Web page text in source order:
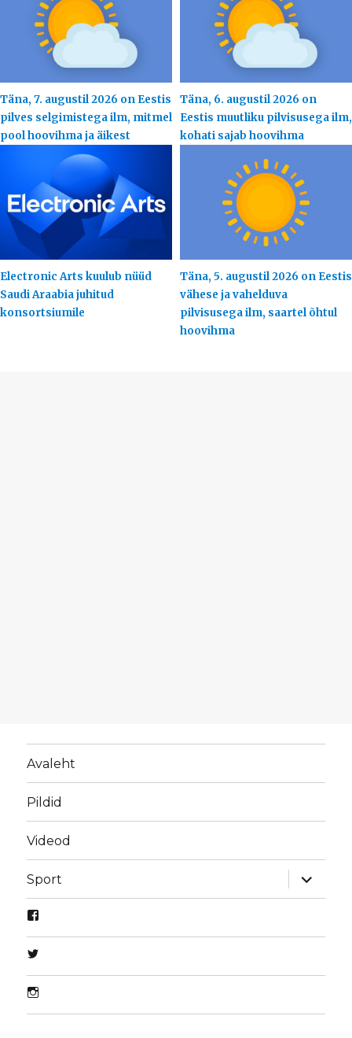
Täna, 7. augustil 2026 on Eestis
pilves selgimistega ilm, mitmel
pool hoovihma ja äikest
Täna, 6. augustil 2026 on
Eestis muutliku pilvisusega ilm,
kohati sajab hoovihma
Electronic Arts kuulub nüüd
Saudi Araabia juhitud
konsortsiumile
Täna, 5. augustil 2026 on Eestis
vähese ja vahelduva
pilvisusega ilm, saartel õhtul
hoovihma
Avaleht
Pildid
Videod
Sport
laienda